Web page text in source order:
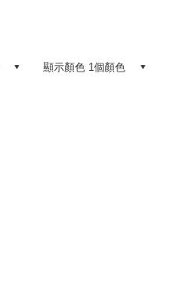
顯示顏色 1個顏色